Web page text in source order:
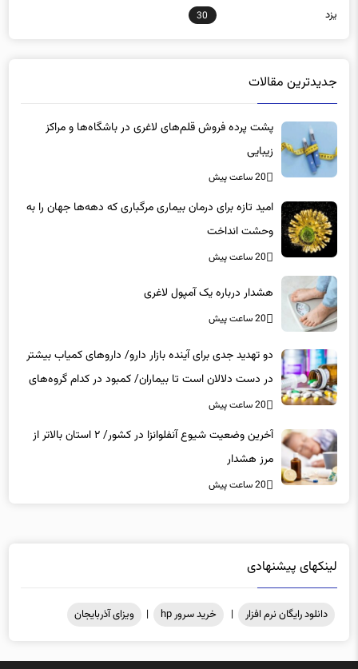
پشت پرده فروش قلم‌های لاغری در باشگاه‌ها و مراکز
زیبایی
20 ساعت پیش
امید تازه برای درمان بیماری مرگباری که دهه‌ها جهان را به
وحشت انداخت
20 ساعت پیش
20 ساعت پیش
در دست دلالان است تا بیماران/ کمبود در کدام گروه‌های
دارویی محسوس‌تر است؟
20 ساعت پیش
مرز هشدار
20 ساعت پیش
دانلود رایگان نرم افزار
کلیه حقوق مادی و معنوی محفوظ میباشد .@2025